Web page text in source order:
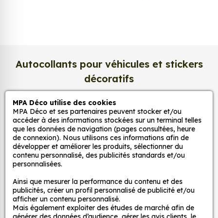
Quels sont les avantages de nos stickers
Une grande variété de motifs et de couleurs :
nos Sticker 205 GTI sont disponibles dans une
large gamme de motifs et de couleurs, ce qui
vous permet de trouver le sticker parfait pour
votre décoration.
Une installation facile : nos stickers sont faciles
à installer, même pour les débutants. Il suffit de
les décoller de leur support et de les coller sur
la surface souhaitée. Vous pouvez vous aider
d’une raclette si besoin.
Une durabilité élevée : nos stickers sont
Autocollants pour véhicules et stickers
décoratifs
MPA Déco
Nos services
Nos sites
Mon Compte
MPA Déco utilise des cookies
MPA Déco et ses partenaires peuvent stocker et/ou
accéder à des informations stockées sur un terminal telles
que les données de navigation (pages consultées, heure
de connexion). Nous utilisons ces informations afin de
développer et améliorer les produits, sélectionner du
contenu personnalisé, des publicités standards et/ou
personnalisées.
Ainsi que mesurer la performance du contenu et des
publicités, créer un profil personnalisé de publicité et/ou
afficher un contenu personnalisé.
Mais également exploiter des études de marché afin de